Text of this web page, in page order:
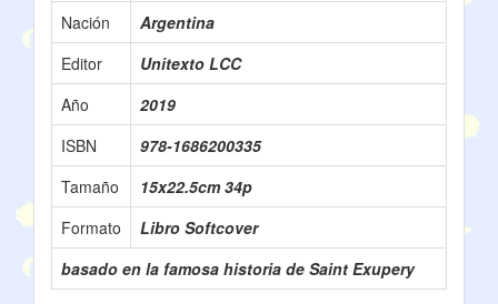
Nación
Argentina
Editor
Unitexto LCC
Año
2019
ISBN
978-1686200335
Tamaño
15x22.5cm 34p
Formato
Libro Softcover
basado en la famosa historia de Saint Exupery